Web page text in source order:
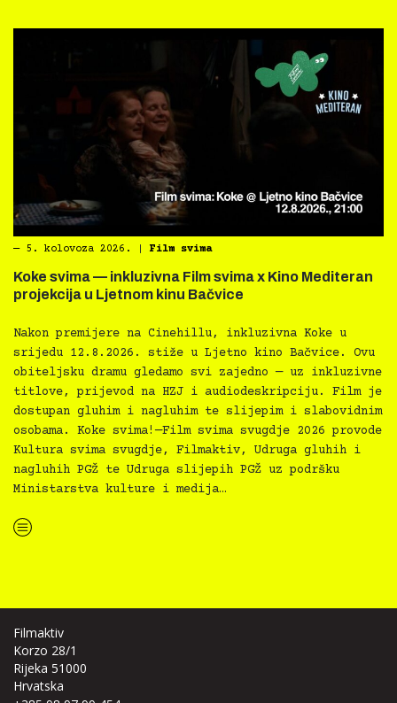
― 5. kolovoza 2026. Film svima
Koke svima — inkluzivna Film svima x Kino Mediteran
projekcija u Ljetnom kinu Bačvice
Nakon premijere na Cinehillu, inkluzivna Koke u
srijedu 12.8.2026. stiže u Ljetno kino Bačvice. Ovu
obiteljsku dramu gledamo svi zajedno — uz inkluzivne
titlove, prijevod na HZJ i audiodeskripciju. Film je
dostupan gluhim i nagluhim te slijepim i slabovidnim
osobama. Koke svima!—Film svima svugdje 2026 provode
Kultura svima svugdje, Filmaktiv, Udruga gluhih i
nagluhih PGŽ te Udruga slijepih PGŽ uz podršku
Ministarstva kulture i medija…
“Koke svima — inkluzivna Film svima x Kino Mediteran projekcija u Ljetnom kinu Bačvice”
Filmaktiv
Korzo 28/1
Rijeka 51000
Hrvatska